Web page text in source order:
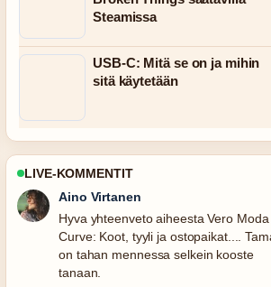
Steamissa
USB-C: Mitä se on ja mihin
sitä käytetään
LIVE-KOMMENTIT
Elias Korhonen
Seuraan PlayStation 5 hinta 2026 –
PS5, Slim...-lahetysta tarkasti –
arvostan tasapainoista savyja.
3 MIN SITTEN